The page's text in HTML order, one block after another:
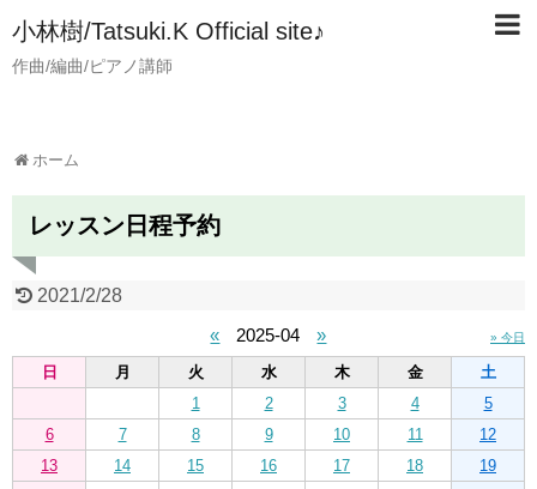
小林樹/Tatsuki.K Official site♪
作曲/編曲/ピアノ講師
ホーム
レッスン日程予約
2021/2/28
«
2025-04 » » 今日
日 月 火 水 木 金
土
1
2 3 4
5
6
7 8 9 10 11
12
13
14 15 16 17 18
19